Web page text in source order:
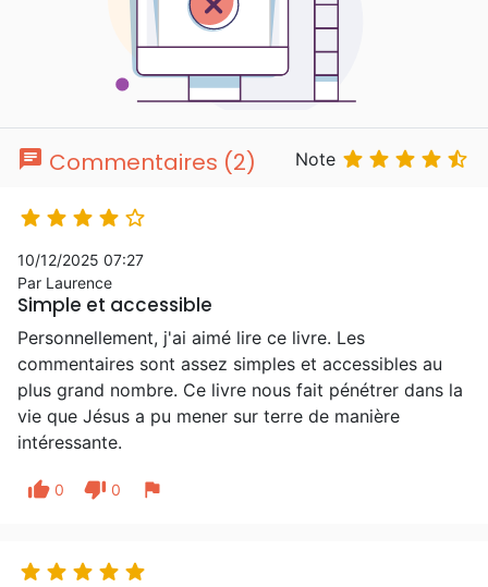
chat Commentaires (2) Note     
    
10/12/2025 07:27
Par Laurence
Simple et accessible
Personnellement, j'ai aimé lire ce livre. Les
commentaires sont assez simples et accessibles au
plus grand nombre. Ce livre nous fait pénétrer dans la
vie que Jésus a pu mener sur terre de manière
intéressante.
thumb_up 0 thumb_down 0 flag
    